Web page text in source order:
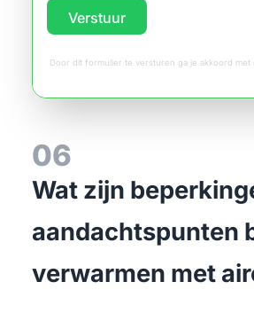
Verstuur
Door dit formulier te versturen ga je akkoord met
06
Wat zijn
aandachtspunten
verwarmen met